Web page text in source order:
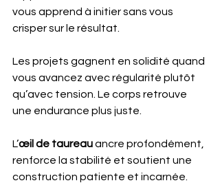
vous apprend à initier sans vous
crisper sur le résultat.
Les projets gagnent en solidité quand
vous avancez avec régularité plutôt
qu’avec tension. Le corps retrouve
une endurance plus juste.
L’œil de taureau ancre profondément,
renforce la stabilité et soutient une
construction patiente et incarnée.